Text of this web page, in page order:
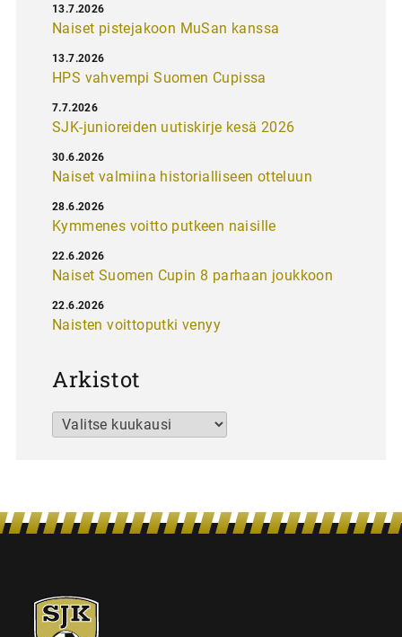
Naiset pistejakoon MuSan kanssa
13.7.2026
HPS vahvempi Suomen Cupissa
13.7.2026
SJK-junioreiden uutiskirje kesä 2026
7.7.2026
Naiset valmiina historialliseen otteluun
30.6.2026
Kymmenes voitto putkeen naisille
28.6.2026
Naiset Suomen Cupin 8 parhaan joukkoon
22.6.2026
Naisten voittoputki venyy
22.6.2026
Arkistot
Arkistot
SJK-
juniorit